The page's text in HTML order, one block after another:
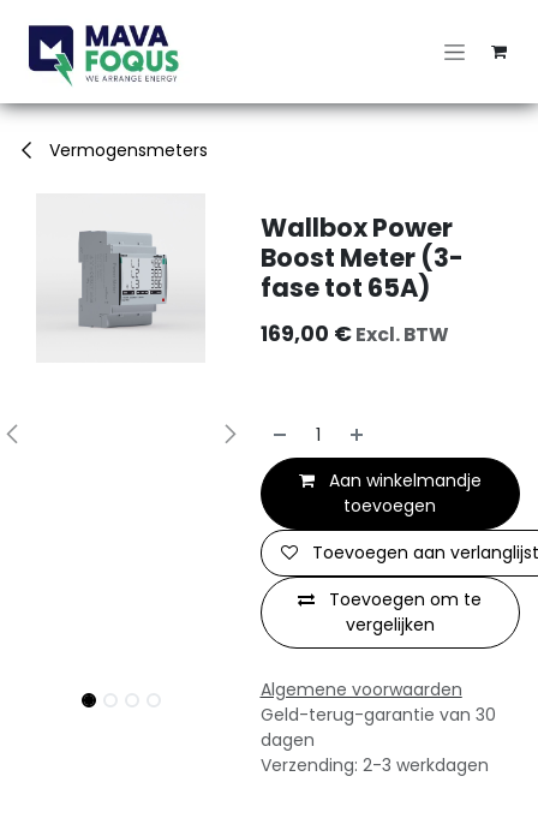
Vermogensmeters
Wallbox Power
Boost Meter (3-
fase tot 65A)
169,00 €Excl. BTW
Aan winkelmandje
toevoegen
Toevoegen om te
vergelijken
Toevoegen aan verlanglijst
Algemene voorwaarden
Geld-terug-garantie van 30
dagen
Verzending: 2-3 werkdagen